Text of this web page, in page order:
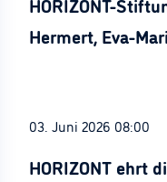
Hermert, Eva-
03. Juni 2026 08:00
HORIZONT ehrt